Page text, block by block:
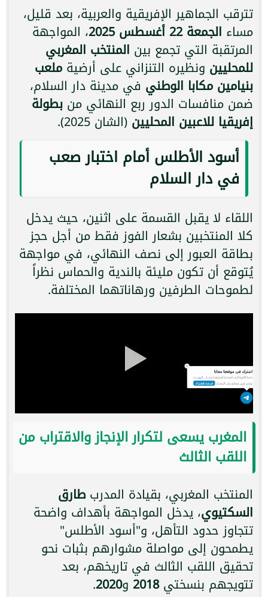
تترقب الجماهير الإفريقية والعربية، بعد قليل،
مساء الجمعة 22 أغسطس 2025 ، المواجهة
المرتقبة التي تجمع بين المنتخب المغربي
للمحليين ونظيره التنزاني على أرضية ملعب
بنيامين مكابا الوطني في مدينة دار السلام،
ضمن منافسات الدور ربع النهائي من بطولة
إفريقيا للاعبين المحليين (الشان 2025).
أسود الأطلس أمام اختبار صعب
في دار السلام
اللقاء لا يقبل القسمة على اثنين، حيث يدخل
كلا المنتخبين بشعار الفوز فقط من أجل حجز
بطاقة العبور إلى نصف النهائي، في مواجهة
يُتوقع أن تكون مليئة بالندية والحماس نظراً
لطموحات الطرفين ورهاناتهما المختلفة.
المغرب يسعى لتكرار الإنجاز والاقتراب من
اللقب الثالث
المنتخب المغربي، بقيادة المدرب طارق
السكتيوي، يدخل المواجهة بأهداف واضحة
تتجاوز حدود التأهل، و"أسود الأطلس"
يطمحون إلى مواصلة مشوارهم بثبات نحو
تحقيق اللقب الثالث في تاريخهم، بعد
تتويجهم بنسختي2018 و2020
.